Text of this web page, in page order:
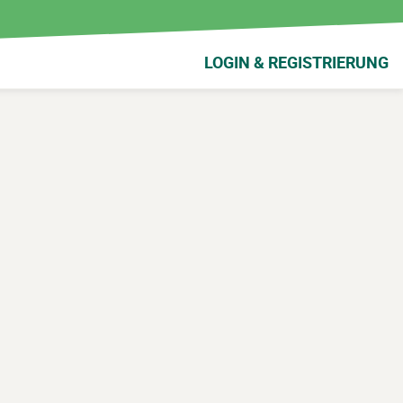
LOGIN & REGISTRIERUNG